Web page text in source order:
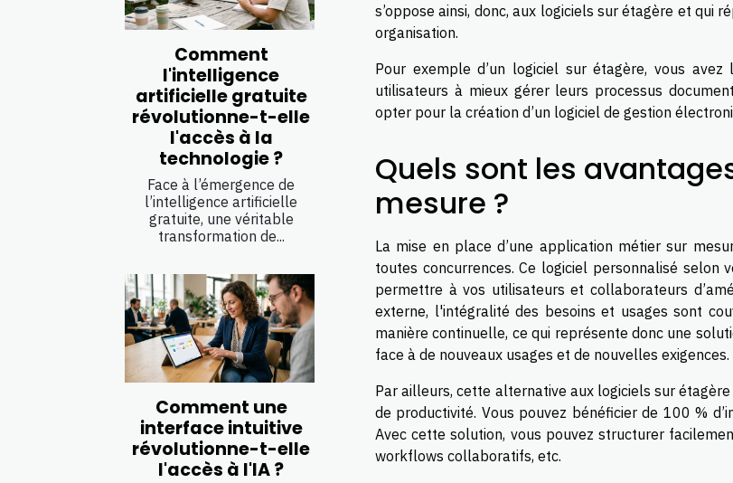
Comment
l'intelligence
artificielle gratuite
révolutionne-t-elle
l'accès à la
technologie ?
Face à l’émergence de
l’intelligence artificielle
gratuite, une véritable
transformation de...
Comment une
interface intuitive
révolutionne-t-elle
l'accès à l'IA ?
s’oppose ainsi, donc, aux logiciels sur étagère et qui
organisation.
Pour exemple d’un logiciel sur étagère, vous
utilisateurs à mieux gérer leurs processus
opter pour la création d’un logiciel de gestion
Quels sont les
mesure ?
La mise en place d’une application métier sur
toutes concurrences. Ce logiciel personnalisé selon
permettre à vos utilisateurs et collaborateurs
externe, l'intégralité des besoins et usages sont
manière continuelle, ce qui représente donc une
face à de nouveaux usages et de nouvelles exigences.
Par ailleurs, cette alternative aux logiciels sur
de productivité. Vous pouvez bénéficier de 100 %
Avec cette solution, vous pouvez structurer
workflows collaboratifs, etc.